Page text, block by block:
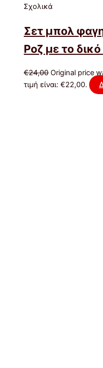
Σχολικά
Σετ μπολ
Ροζ με το
€24,00 Original price
τιμή είναι: €22,00.